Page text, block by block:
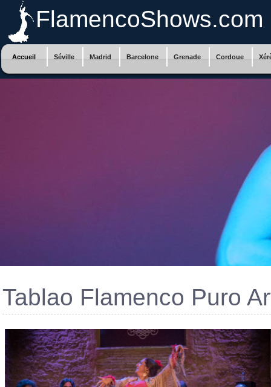
FlamencoShows.com
Accueil Séville Madrid Barcelone Grenade Cordoue
Tablao Flamenco Puro